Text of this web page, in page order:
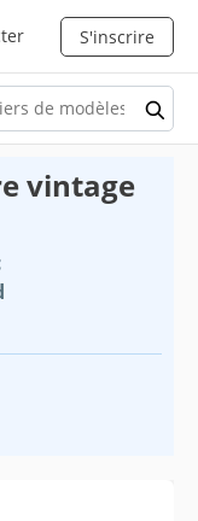
S'inscrire
vintage